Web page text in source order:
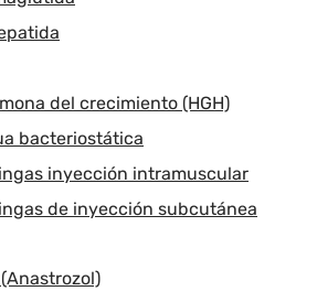
del crecimiento (HGH)
bacteriostática
inyección intramuscular
de inyección subcutánea